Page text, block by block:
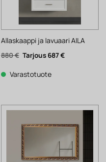
Allaskaappi ja lavuaari AILA
880€ Alkuperäinen
hinta
880 €.
687€Nykyinen
Varastotuote